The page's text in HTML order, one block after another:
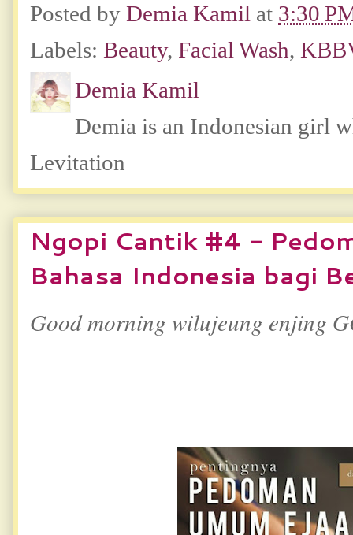
Posted by Demia Kamil at 3:30
Labels: Beauty, Facial Wash,
Demia Kamil
Demia is an Indonesian girl
Levitation
Ngopi Cantik #4 -
Bahasa Indonesia bagi
Good morning wilujeung enjing